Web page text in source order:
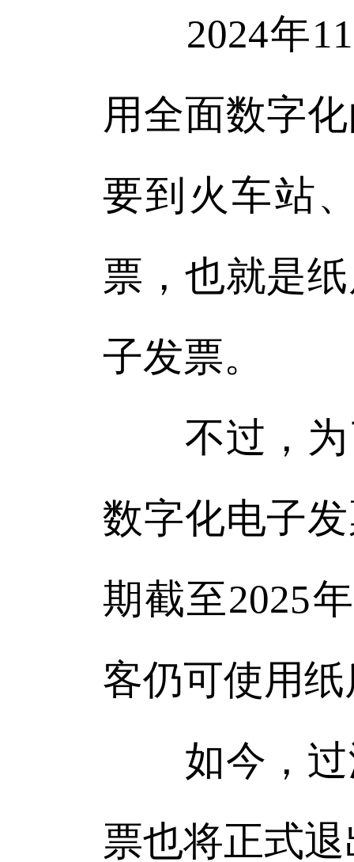
2024年11
用全面数字
要到火车站
票，也就是
子发票。
不过，为
数字化电子
期截至2025
客仍可使用
如今，过
票也将正式